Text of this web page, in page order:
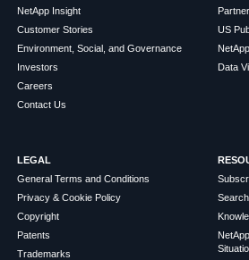
NetApp Insight
Customer Stories
Environment, Social, and Governance
Investors
Careers
Contact Us
US
Data
LEGAL
General Terms and Conditions
Privacy & Cookie Policy
Copyright
Patents
Trademarks